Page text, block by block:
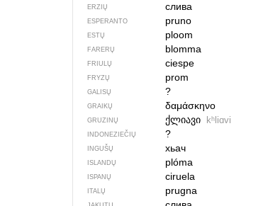
ERZIŲ слива
ESPERANTO pruno
ESTŲ ploom
FARERŲ blomma
FRIULŲ ciespe
FRYZŲ prom
GALISŲ ?
GRAIKŲ δαμάσκηνο
GRUZINŲ ქლიავი kʰliɑvi
INDONEZIEČIŲ ?
INGUŠŲ хьач
ISLANDŲ plóma
ISPANŲ ciruela
ITALŲ prugna